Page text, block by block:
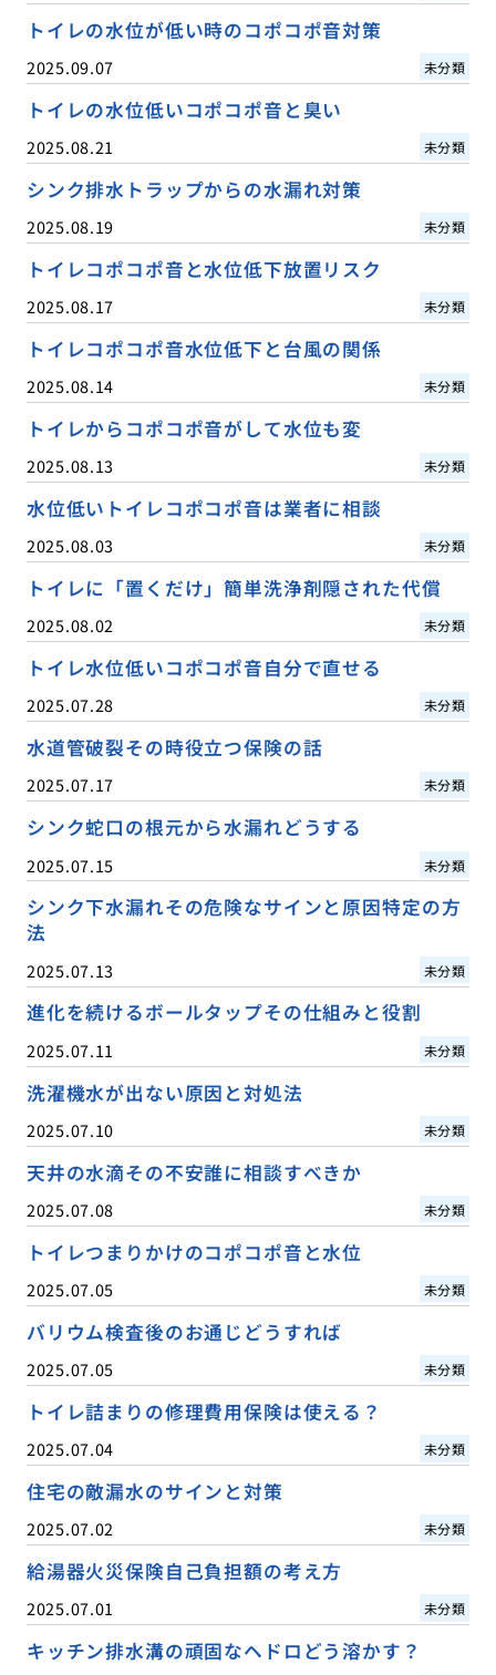
トイレの水位が低い時のコポコポ音対策
2025.09.07 未分類
トイレの水位低いコポコポ音と臭い
2025.08.21 未分類
シンク排水トラップからの水漏れ対策
2025.08.19 未分類
トイレコポコポ音と水位低下放置リスク
2025.08.17 未分類
トイレコポコポ音水位低下と台風の関係
2025.08.14 未分類
トイレからコポコポ音がして水位も変
2025.08.13 未分類
水位低いトイレコポコポ音は業者に相談
2025.08.03 未分類
トイレに「置くだけ」簡単洗浄剤隠された代償
2025.08.02 未分類
トイレ水位低いコポコポ音自分で直せる
2025.07.28 未分類
水道管破裂その時役立つ保険の話
2025.07.17 未分類
シンク蛇口の根元から水漏れどうする
2025.07.15 未分類
シンク下水漏れその危険なサインと原因特定の方
法
2025.07.13 未分類
進化を続けるボールタップその仕組みと役割
2025.07.11 未分類
洗濯機水が出ない原因と対処法
2025.07.10 未分類
天井の水滴その不安誰に相談すべきか
2025.07.08 未分類
トイレつまりかけのコポコポ音と水位
2025.07.05 未分類
バリウム検査後のお通じどうすれば
2025.07.05 未分類
トイレ詰まりの修理費用保険は使える？
2025.07.04 未分類
住宅の敵漏水のサインと対策
2025.07.02 未分類
給湯器火災保険自己負担額の考え方
2025.07.01 未分類
キッチン排水溝の頑固なヘドロどう溶かす？